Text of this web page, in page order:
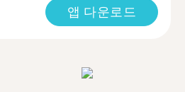
앱 다운로드